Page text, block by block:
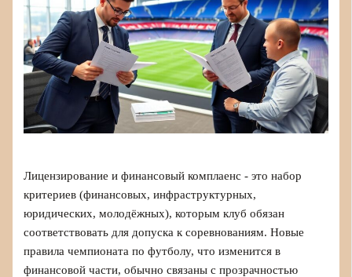
Лицензирование и финансовый комплаенс - это набор
критериев (финансовых, инфраструктурных,
юридических, молодёжных), которым клуб обязан
соответствовать для допуска к соревнованиям. Новые
правила чемпионата по футболу, что изменится в
финансовой части, обычно связаны с прозрачностью